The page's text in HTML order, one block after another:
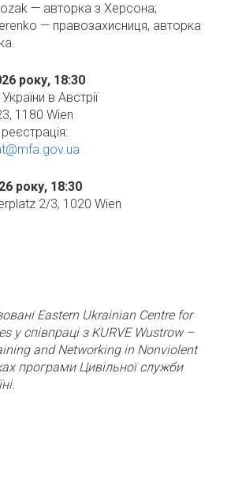
— авторка з Херсона;
— правозахисниця, авторка
року, 18:30
в Австрії
1180 Wien
реєстрація:
року, 18:30
2/3, 1020 Wien
Eastern Ukrainian Centre for
у співпраці з KURVE Wustrow –
and Networking in Nonviolent
програми Цивільної служби